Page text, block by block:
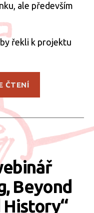
ale především
řekli k projektu
ČTENÍ
Beyond
History“